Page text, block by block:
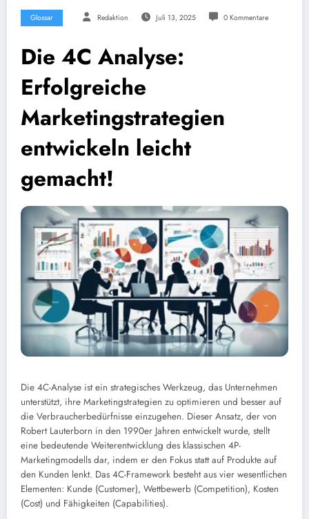
Glossar Redaktion Juli 13, 2025 0 Kommentare
Die 4C Analyse:
Erfolgreiche
Marketingstrategien
entwickeln leicht
gemacht!
Die 4C-Analyse ist ein strategisches Werkzeug, das Unternehmen
unterstützt, ihre Marketingstrategien zu optimieren und besser auf
die Verbraucherbedürfnisse einzugehen. Dieser Ansatz, der von
Robert Lauterborn in den 1990er Jahren entwickelt wurde, stellt
eine bedeutende Weiterentwicklung des klassischen 4P-
Marketingmodells dar, indem er den Fokus statt auf Produkte auf
den Kunden lenkt. Das 4C-Framework besteht aus vier wesentlichen
Elementen: Kunde (Customer), Wettbewerb (Competition), Kosten
(Cost) und Fähigkeiten (Capabilities).